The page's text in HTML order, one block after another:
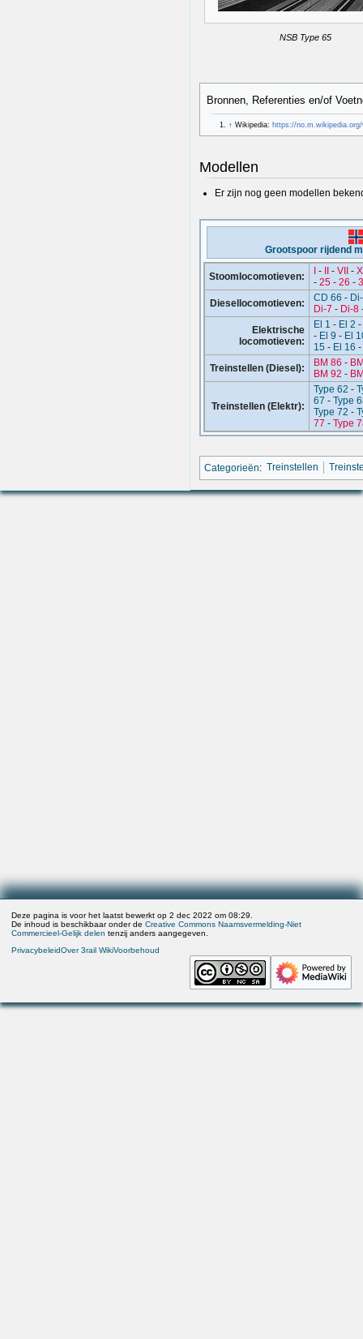
NSB Type 65
Bronnen, Referenties en/of
↑ Wikipedia: https://
Modellen
Er zijn nog geen modellen
Grootspoor rijdend
Stoomlocomotieven: I- II- VII-
- 25- 26 -
Diesellocomotieven:
CD 66 -
Di-7 - Di-8
Elektrische
locomotieven:
El 1 - El 2 -
- El 9 - El
15 - El 16 -
Treinstellen (Diesel):
BM 86 -
BM 92 -
Treinstellen (Elektr):
Type 62 -
67 - Type
Type 72 -
77 - Type
Categorieën: Treinstellen
Deze pagina is voor het laatst bewerkt op 2 dec 2022 om 08:29.
De inhoud is beschikbaar onder deCreative Commons Naamsvermelding-Niet
Commercieel-Gelijk delen tenzij anders aangegeven.
PrivacybeleidOver 3rail WikiVoorbehoud